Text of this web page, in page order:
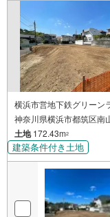
横浜市営地下鉄グリーン
神奈川県横浜市都筑区南
土地172.43m2
建築条件付き土地